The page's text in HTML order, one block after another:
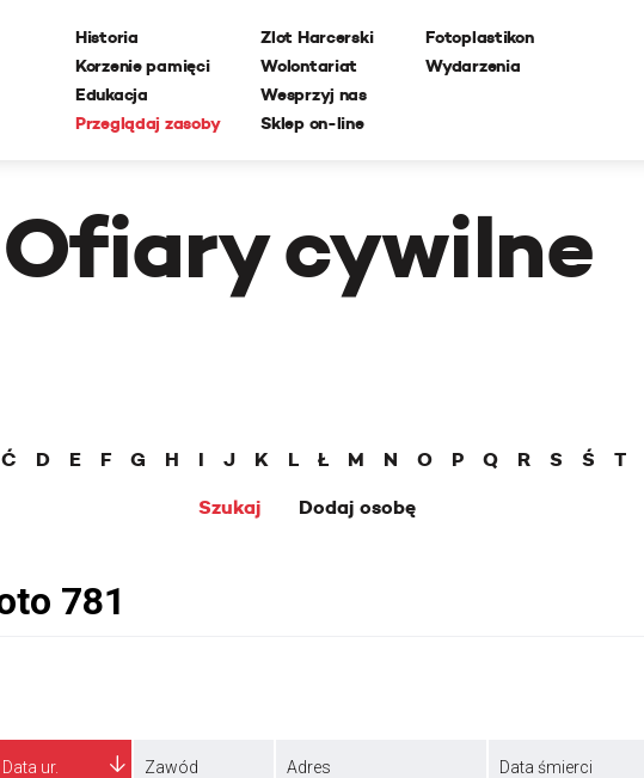
Historia
Korzenie pamięci
Edukacja
Przeglądaj zasoby
Zlot Harcerski
Wolontariat
Wesprzyj nas
Sklep on-line
Fotoplastikon
Wydarzenia
Ofiary cywilne
Ć D E F G H I J K L Ł M N O P Q R S Ś T
Szukaj
Dodaj osobę
Data ur. Zawód Adres Data śmierci